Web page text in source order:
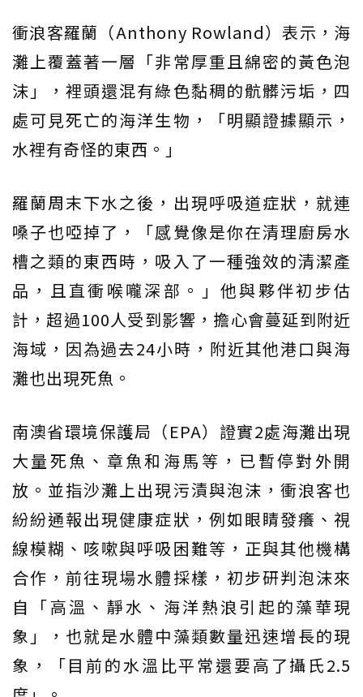
衝浪客羅蘭（Anthony Rowland）表示，海
灘上覆蓋著一層「非常厚重且綿密的黃色泡
沫」，裡頭還混有綠色黏稠的骯髒污垢，四
處可見死亡的海洋生物，「明顯證據顯示，
水裡有奇怪的東西。」
羅蘭周末下水之後，出現呼吸道症狀，就連
嗓子也啞掉了，「感覺像是你在清理廚房水
槽之類的東西時，吸入了一種強效的清潔產
品，且直衝喉嚨深部。」他與夥伴初步估
計，超過100人受到影響，擔心會蔓延到附近
海域，因為過去24小時，附近其他港口與海
灘也出現死魚。
南澳省環境保護局（EPA）證實2處海灘出現
大量死魚、章魚和海馬等，已暫停對外開
放。並指沙灘上出現污漬與泡沫，衝浪客也
紛紛通報出現健康症狀，例如眼睛發癢、視
線模糊、咳嗽與呼吸困難等，正與其他機構
合作，前往現場水體採樣，初步研判泡沫來
自「高溫、靜水、海洋熱浪引起的藻華現
象」，也就是水體中藻類數量迅速增長的現
象，「目前的水溫比平常還要高了攝氏2.5